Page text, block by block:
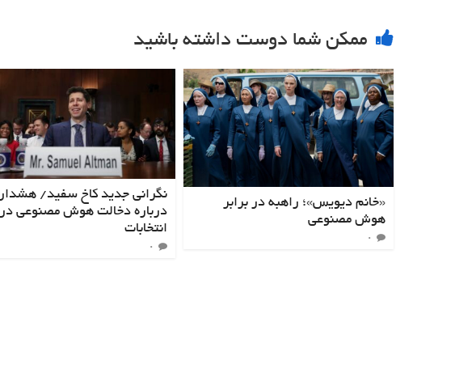
ممکن شما دوست داشته باشید
«خانم دیویس»؛ راهبه‌ در برابر
هوش مصنوعی
۰
نگرانی جدید کاخ سفید/ هشدار
درباره دخالت هوش مصنوعی در
انتخابات
۰